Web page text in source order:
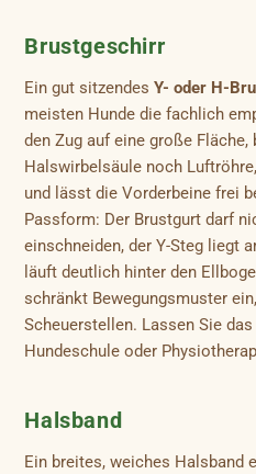
Brustgeschirr
Ein gut sitzendesY- oder H-
meisten Hunde die fachlich
den Zug auf eine große Fläche,
Halswirbelsäule noch
und lässt die Vorderbeine frei
Passform: Der Brustgurt darf
einschneiden, der Y-Steg liegt
läuft deutlich hinter den
schränkt Bewegungsmuster
Scheuerstellen. Lassen Sie
Hundeschule oder
Halsband
Ein breites, weiches Halsband